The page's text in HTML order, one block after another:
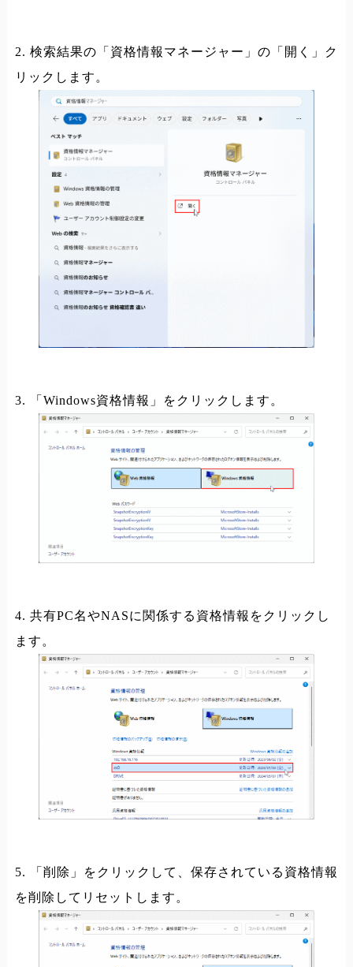
2. 検索結果の「資格情報マネージャー」の「開く」ク
リックします。
3. 「Windows資格情報」をクリックします。
4. 共有PC名やNASに関係する資格情報をクリックし
ます。
5. 「削除」をクリックして、保存されている資格情報
を削除してリセットします。